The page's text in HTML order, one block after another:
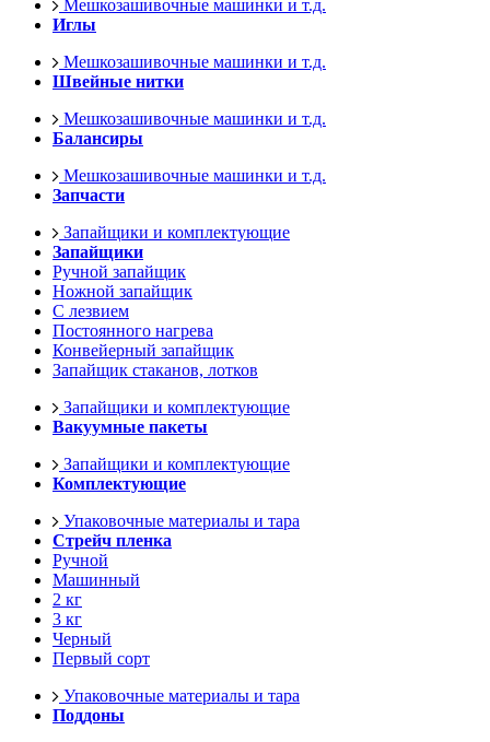
Мешкозашивочные машинки и т.д.
Иглы
Мешкозашивочные машинки и т.д.
Швейные нитки
Мешкозашивочные машинки и т.д.
Балансиры
Мешкозашивочные машинки и т.д.
Запчасти
Запайщики и комплектующие
Запайщики
Ручной запайщик
Ножной запайщик
С лезвием
Постоянного нагрева
Конвейерный запайщик
Запайщик стаканов, лотков
Запайщики и комплектующие
Вакуумные пакеты
Запайщики и комплектующие
Комплектующие
Упаковочные материалы и тара
Стрейч пленка
Ручной
Машинный
2 кг
3 кг
Черный
Первый сорт
Упаковочные материалы и тара
Поддоны